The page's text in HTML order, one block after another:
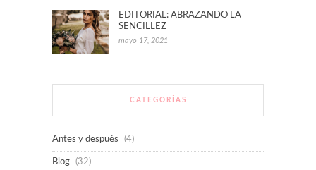
EDITORIAL: ABRAZANDO LA
SENCILLEZ
mayo 17, 2021
CATEGORÍAS
Antes y después (4)
Blog (32)